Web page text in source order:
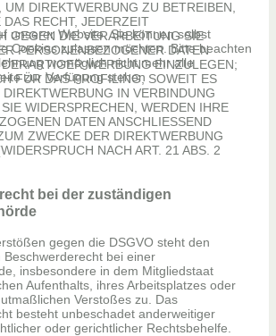
UM DIREKTWERBUNG ZU BETREIBEN,
DAS RECHT, JEDERZEIT
GEGEN DIE VERARBEITUNG SIE
PERSONENBEZOGENER DATEN
WERBUNG EINZULEGEN;
FÜR DAS PROFILING, SOWEIT ES
IN VERBINDUNG
WIDERSPRECHEN, WERDEN IHRE
DATEN ANSCHLIESSEND
ZWECKE DER DIREKTWERBUNG
NACH ART. 21 ABS. 2
bei der zuständigen
gegen die DSGVO steht den
Beschwerderecht bei einer
insbesondere in dem Mitgliedstaat
Aufenthalts, ihres Arbeitsplatzes oder
Verstoßes zu. Das
besteht unbeschadet anderweitiger
oder gerichtlicher Rechtsbehelfe.
unserer Website. Sie können selbst
Cookies zulassen möchten. Bitte beachten
womöglich nicht mehr alle
zur Verfügung stehen